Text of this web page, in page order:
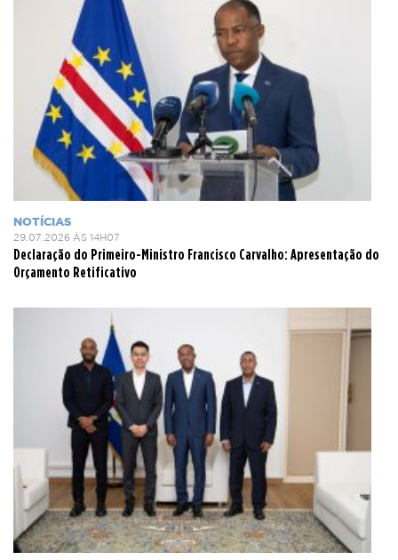
NOTÍCIAS
29.07.2026 ÀS 14H07
Declaração do Primeiro-Ministro Francisco Carvalho: Apresentação do
Orçamento Retificativo